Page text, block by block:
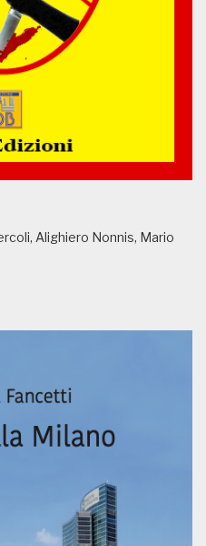
Alighiero Nonnis, Mario